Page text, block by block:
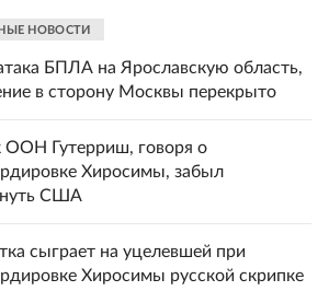
НОВОСТИ
БПЛА на Ярославскую область,
в сторону Москвы перекрыто
ООН Гутерриш, говоря о
Хиросимы, забыл
США
сыграет на уцелевшей при
Хиросимы русской скрипке